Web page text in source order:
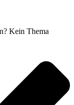
Kein Thema